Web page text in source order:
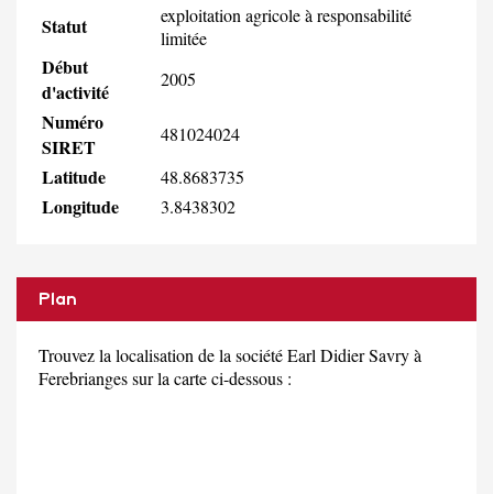
Statut
exploitation agricole à responsabilité
limitée
Début
d'activité
2005
Numéro
SIRET
481024024
Latitude 48.8683735
Longitude 3.8438302
Plan
Trouvez la localisation de la société Earl Didier Savry à
Ferebrianges sur la carte ci-dessous :